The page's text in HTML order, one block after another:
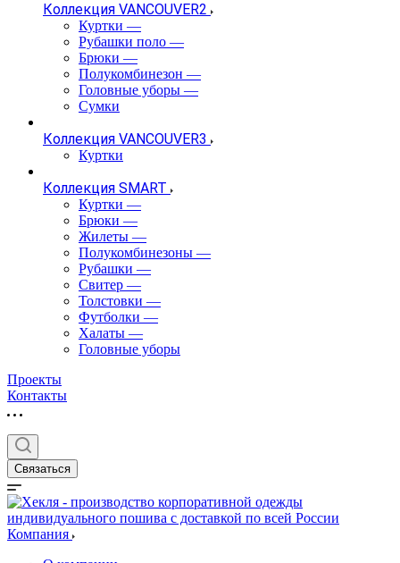
Коллекция VANCOUVER2
Куртки —
Рубашки поло —
Брюки —
Полукомбинезон —
Головные уборы —
Сумки
Коллекция VANCOUVER3
Куртки
Коллекция SMART
Куртки —
Брюки —
Жилеты —
Полукомбинезоны —
Рубашки —
Свитер —
Толстовки —
Футболки —
Халаты —
Головные уборы
Проекты
Контакты
Связаться
Компания